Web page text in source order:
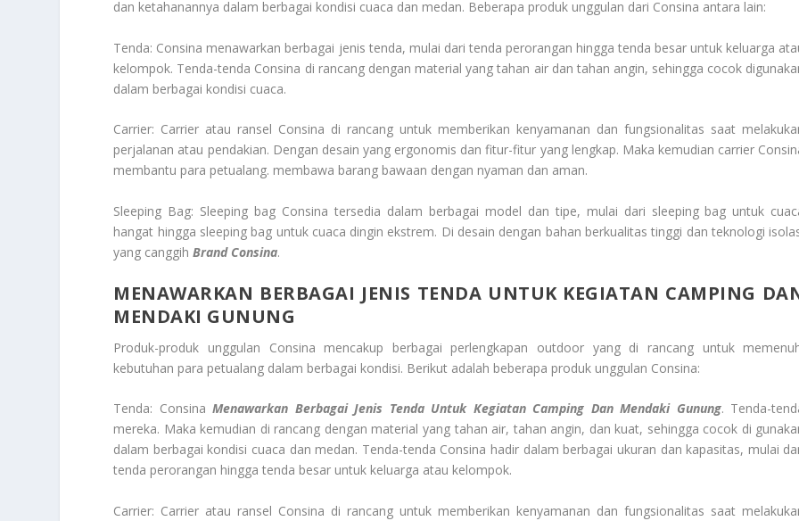
dan ketahanannya dalam berbagai kondisi cuaca dan medan. Beberapa produk unggulan dari Consina antara lain:
Tenda: Consina menawarkan berbagai jenis tenda, mulai dari tenda perorangan hingga tenda besar untuk keluarga
kelompok. Tenda-tenda Consina di rancang dengan material yang tahan air dan tahan angin, sehingga cocok
dalam berbagai kondisi cuaca.
Carrier: Carrier atau ransel Consina di rancang untuk memberikan kenyamanan dan fungsionalitas saat
perjalanan atau pendakian. Dengan desain yang ergonomis dan fitur-fitur yang lengkap. Maka kemudian carrier
membantu para petualang. membawa barang bawaan dengan nyaman dan aman.
Sleeping Bag: Sleeping bag Consina tersedia dalam berbagai model dan tipe, mulai dari sleeping bag untuk
hangat hingga sleeping bag untuk cuaca dingin ekstrem. Di desain dengan bahan berkualitas tinggi dan teknologi
yang canggih Brand Consina.
MENAWARKAN BERBAGAI JENIS TENDA UNTUK KEGIATAN CAMPING
MENDAKI GUNUNG
Produk-produk unggulan Consina mencakup berbagai perlengkapan outdoor yang di rancang untuk
kebutuhan para petualang dalam berbagai kondisi. Berikut adalah beberapa produk unggulan Consina:
Tenda: ConsinaMenawarkan Berbagai Jenis Tenda Untuk Kegiatan Camping Dan Mendaki Gunung. Tenda-
mereka. Maka kemudian di rancang dengan material yang tahan air, tahan angin, dan kuat, sehingga cocok di
dalam berbagai kondisi cuaca dan medan. Tenda-tenda Consina hadir dalam berbagai ukuran dan kapasitas, mulai
tenda perorangan hingga tenda besar untuk keluarga atau kelompok.
Carrier: Carrier atau ransel Consina di rancang untuk memberikan kenyamanan dan fungsionalitas saat